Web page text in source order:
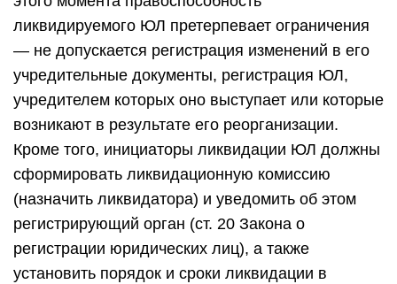
ликвидируемого ЮЛ претерпевает ограничения
— не допускается регистрация изменений в его
учредительные документы, регистрация ЮЛ,
учредителем которых оно выступает или которые
возникают в результате его реорганизации.
Кроме того, инициаторы ликвидации ЮЛ должны
сформировать ликвидационную комиссию
(назначить ликвидатора) и уведомить об этом
регистрирующий орган (ст. 20 Закона о
регистрации юридических лиц), а также
установить порядок и сроки ликвидации в